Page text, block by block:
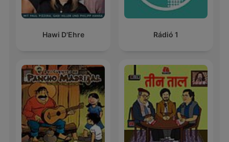
Hawi D'Ehre Rádió 1